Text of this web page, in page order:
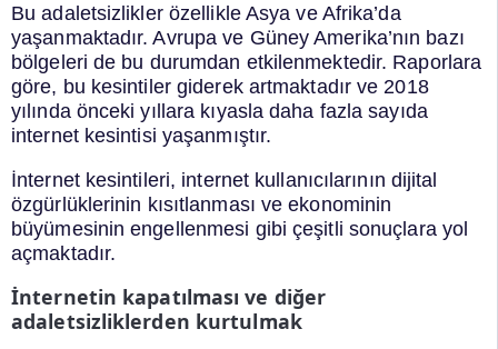
Bu adaletsizlikler özellikle Asya ve Afrika’da
yaşanmaktadır. Avrupa ve Güney Amerika’nın bazı
bölgeleri de bu durumdan etkilenmektedir. Raporlara
göre, bu kesintiler giderek artmaktadır ve 2018
yılında önceki yıllara kıyasla daha fazla sayıda
internet kesintisi yaşanmıştır.
İnternet kesintileri, internet kullanıcılarının dijital
özgürlüklerinin kısıtlanması ve ekonominin
büyümesinin engellenmesi gibi çeşitli sonuçlara yol
açmaktadır.
İnternetin kapatılması ve diğer
adaletsizliklerden kurtulmak